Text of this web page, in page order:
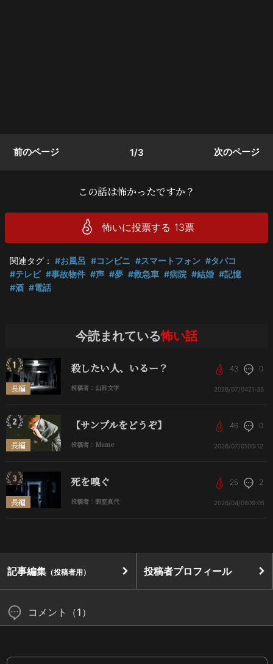
前のページ 次のページ
1/3
この話は怖かったですか？
怖いに投票する 13票
関連タグ： #お風呂 #コンビニ #スマートフォン #タバコ
#テレビ #事故物件 #声 #夢 #救急車 #病院 #結婚 #記憶
#酒 #電話
今読まれている怖い話
長編
殺したい人、いるー？
投稿者：山科文字
43 0
2026/07/0421:35
長編
【サンプルをどうぞ】
投稿者：Mame
46 0
2026/07/01 00:12
長編
死を嗅ぐ
投稿者：御室真代
25 2
2026/04/0609:05
記事編集 （投稿者用） 投稿者プロフィール
コメント（1）